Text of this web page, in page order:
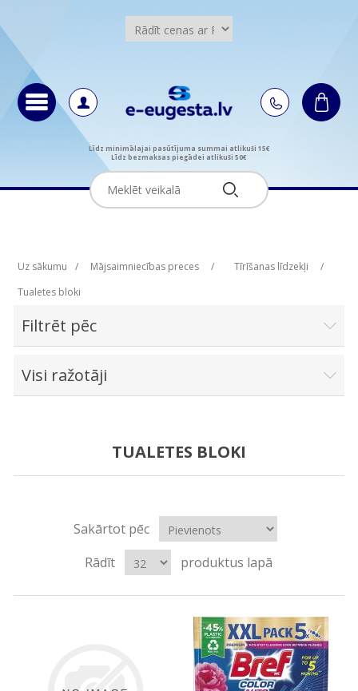
Līdz minimālajai pasūtījuma summai atlikuši 15€
Līdz bezmaksas piegādei atlikuši 50€
Uz sākumu / Mājsaimniecības preces / Tīrīšanas līdzekļi
/
Tualetes bloki
Filtrēt pēc
Visi ražotāji
TUALETES BLOKI
Sakārtot pēc
Rādīt
produktus lapā